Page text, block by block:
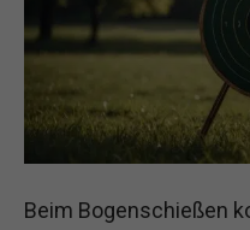
Beim Bogenschießen